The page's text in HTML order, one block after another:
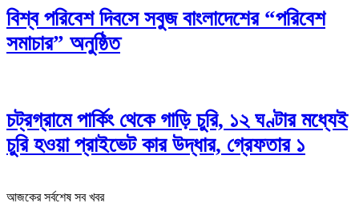
বিশ্ব পরিবেশ দিবসে সবুজ বাংলাদেশের “পরিবেশ
সমাচার” অনুষ্ঠিত
চট্রগ্রামে পার্কিং থেকে গাড়ি চুরি, ১২ ঘণ্টার মধ্যেই
চুরি হওয়া প্রাইভেট কার উদ্ধার, গ্রেফতার ১
আজকের সর্বশেষ সব খবর